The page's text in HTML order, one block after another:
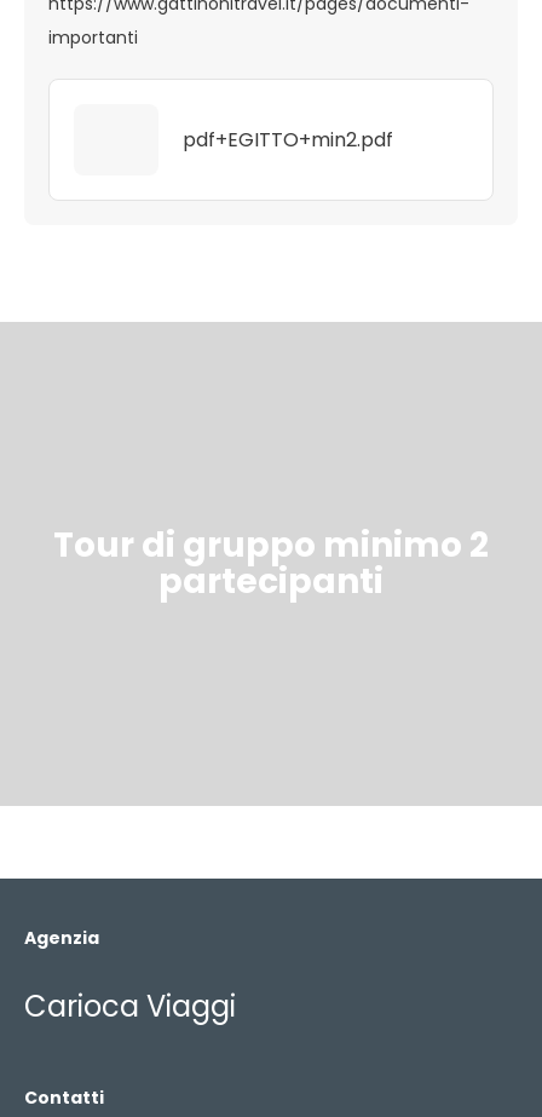
importanti
pdf+EGITTO+min2.pdf
Tour di gruppo minimo 2
partecipanti
Agenzia
Carioca Viaggi
Contatti